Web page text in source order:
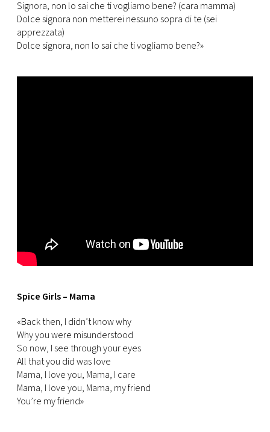
Signora, non lo sai che ti vogliamo bene? (cara mamma)
Dolce signora non metterei nessuno sopra di te (sei
apprezzata)
Dolce signora, non lo sai che ti vogliamo bene?»
Spice Girls – Mama
«Back then, I didn’t know why
Why you were misunderstood
So now, I see through your eyes
All that you did was love
Mama, I love you, Mama, I care
Mama, I love you, Mama, my friend
You’re my friend»